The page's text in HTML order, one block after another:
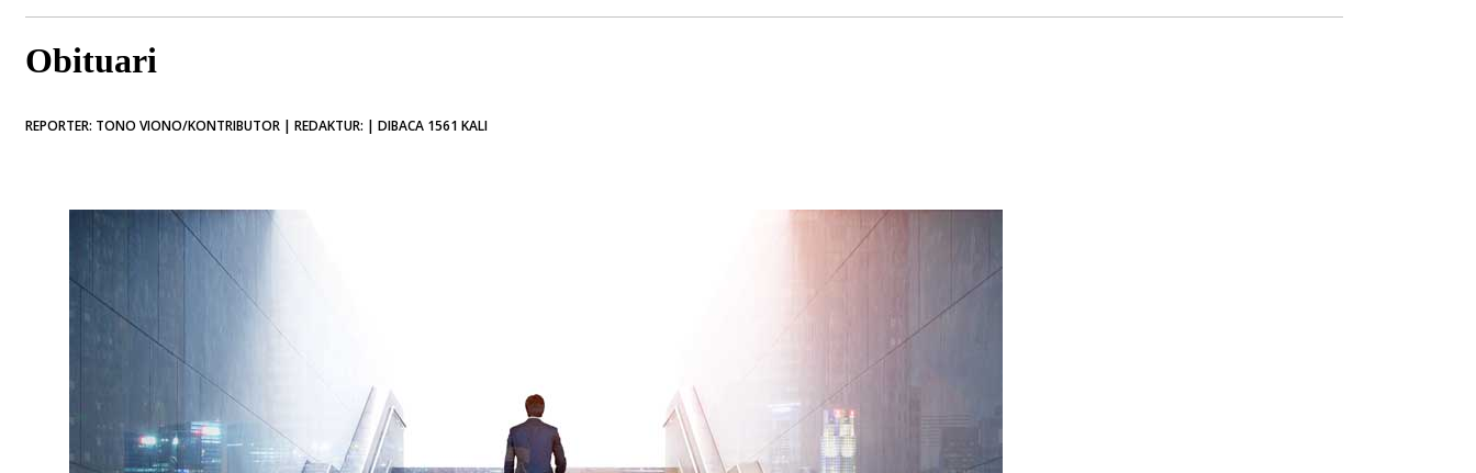
Obituari
REPORTER: TONO VIONO/KONTRIBUTOR | REDAKTUR: | DIBACA 1561 KALI